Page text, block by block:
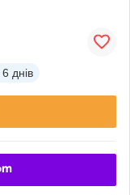
6 днів